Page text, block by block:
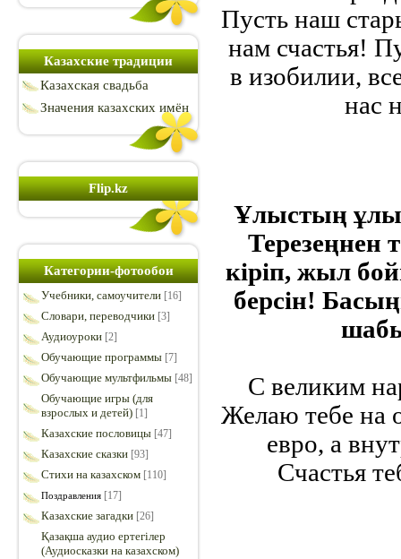
Казахские традиции
Казахская свадьба
Значения казахских имён
Flip.kz
Категории-фотообои
Учебники, самоучители [16]
Словари, переводчики [3]
Аудиоуроки [2]
Обучающие программы [7]
Обучающие мультфильмы [48]
Обучающие игры (для
взрослых и детей) [1]
Казахские пословицы [47]
Казахские сказки [93]
Стихи на казахском [110]
Поздравления [17]
Казахские загадки [26]
Қазақша аудио ертегілер
(Аудиосказки на казахском)
Пусть наш
нам счастья!
в изобилии,
нас
Ұлыстың ұлы
Терезеңнен
кіріп, жыл
берсін!
С великим
Желаю тебе на
евро, а
Счастья